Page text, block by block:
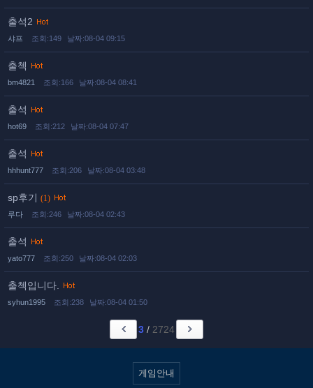
출석2
샤프 조회:149 날짜:08-04 09:15
출첵
bm4821 조회:166 날짜:08-04 08:41
출석
hot69 조회:212 날짜:08-04 07:47
출석
hhhunt777 조회:206 날짜:08-04 03:48
sp후기 (1)
루다 조회:246 날짜:08-04 02:43
출석
yato777 조회:250 날짜:08-04 02:03
출첵입니다.
syhun1995 조회:238 날짜:08-04 01:50
3 / 2724
게임안내